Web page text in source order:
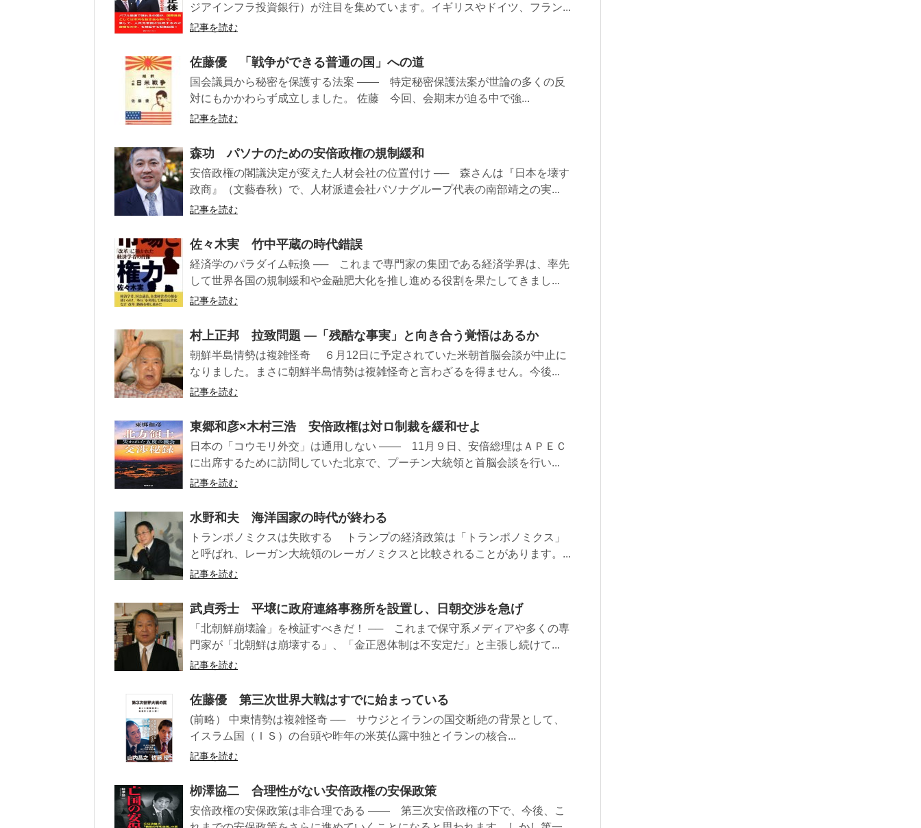
ジアインフラ投資銀行）が注目を集めています。イギリスやドイツ、フラン...
記事を読む
佐藤優 「戦争ができる普通の国」への道
国会議員から秘密を保護する法案 ―― 特定秘密保護法案が世論の多くの反
対にもかかわらず成立しました。 佐藤 今回、会期末が迫る中で強...
記事を読む
森功 パソナのための安倍政権の規制緩和
安倍政権の閣議決定が変えた人材会社の位置付け ── 森さんは『日本を壊す
政商』（文藝春秋）で、人材派遣会社パソナグループ代表の南部靖之の実...
記事を読む
佐々木実 竹中平蔵の時代錯誤
経済学のパラダイム転換 ── これまで専門家の集団である経済学界は、率先
して世界各国の規制緩和や金融肥大化を推し進める役割を果たしてきまし...
記事を読む
村上正邦 拉致問題 ―「残酷な事実」と向き合う覚悟はあるか
朝鮮半島情勢は複雑怪奇 ６月12日に予定されていた米朝首脳会談が中止に
なりました。まさに朝鮮半島情勢は複雑怪奇と言わざるを得ません。今後...
記事を読む
東郷和彦×木村三浩 安倍政権は対ロ制裁を緩和せよ
日本の「コウモリ外交」は通用しない ―― 11月９日、安倍総理はＡＰＥＣ
に出席するために訪問していた北京で、プーチン大統領と首脳会談を行い...
記事を読む
水野和夫 海洋国家の時代が終わる
トランポノミクスは失敗する トランプの経済政策は「トランポノミクス」
と呼ばれ、レーガン大統領のレーガノミクスと比較されることがあります。...
記事を読む
武貞秀士 平壌に政府連絡事務所を設置し、日朝交渉を急げ
「北朝鮮崩壊論」を検証すべきだ！ ── これまで保守系メディアや多くの専
門家が「北朝鮮は崩壊する」、「金正恩体制は不安定だ」と主張し続けて...
記事を読む
佐藤優 第三次世界大戦はすでに始まっている
(前略） 中東情勢は複雑怪奇 ── サウジとイランの国交断絶の背景として、
イスラム国（ＩＳ）の台頭や昨年の米英仏露中独とイランの核合...
記事を読む
栁澤協二 合理性がない安倍政権の安保政策
安倍政権の安保政策は非合理である ―― 第三次安倍政権の下で、今後、こ